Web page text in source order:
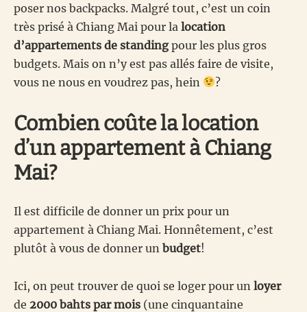
poser nos backpacks. Malgré tout, c’est un coin
très prisé à Chiang Mai pour la location
d’appartements de standingpour les plus gros
budgets. Mais on n’y est pas allés faire de visite,
vous ne nous en voudrez pas, hein
?
Combien coûte la location
d’un appartement à Chiang
Mai?
Il est difficile de donner un prix pour un
appartement à Chiang Mai. Honnêtement, c’est
plutôt à vous de donner un budget!
Ici, on peut trouver de quoi se loger pour un loyer
de 2000 bahts par mois (une cinquantaine